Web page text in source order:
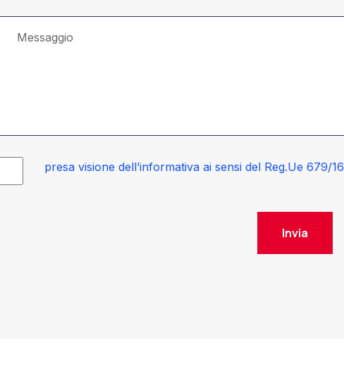
presa visione dell’informativa ai sensi del Reg.Ue 679/16
Invia